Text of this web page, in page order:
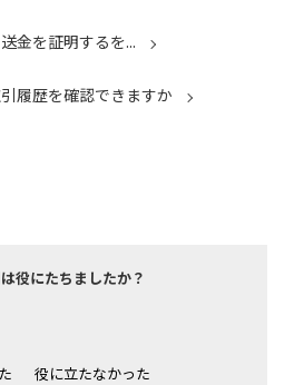
金を証明するを...
履歴を確認できますか
役にたちましたか？
役に立たなかった